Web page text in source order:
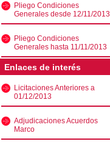
Pliego Condiciones
Generales desde 12/11/2013
Pliego Condiciones
Generales hasta 11/11/2013
Enlaces de interés
Licitaciones Anteriores a
01/12/2013
Adjudicaciones Acuerdos
Marco